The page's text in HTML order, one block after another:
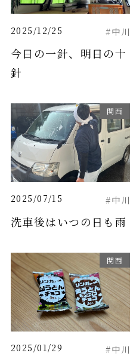
2025/12/25 #中川
今日の一針、明日の十
針
関西
2025/07/15 #中川
洗車後はいつの日も雨
関西
2025/01/29 #中川